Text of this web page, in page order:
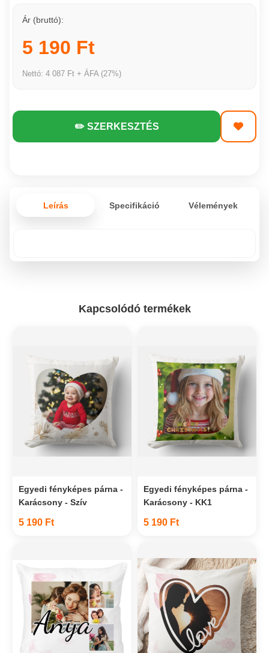
Ár (bruttó):
5 190 Ft
Nettó: 4 087 Ft + ÁFA (27%)
✏️ SZERKESZTÉS
Leírás Specifikáció Vélemények
Kapcsolódó termékek
Egyedi fényképes párna -
Karácsony - Szív
5 190 Ft
Egyedi fényképes párna -
Karácsony - KK1
5 190 Ft